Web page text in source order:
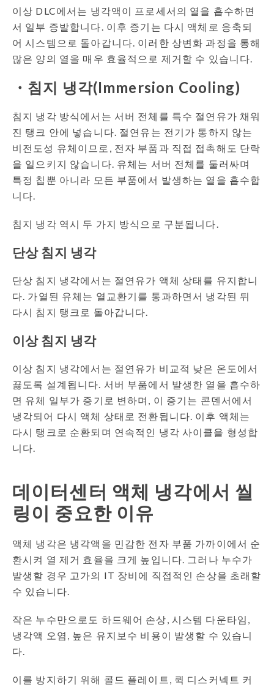
이상 DLC에서는 냉각액이 프로세서의 열을 흡수하면
서 일부 증발합니다. 이후 증기는 다시 액체로 응축되
어 시스템으로 돌아갑니다. 이러한 상변화 과정을 통해
많은 양의 열을 매우 효율적으로 제거할 수 있습니다.
・침지 냉각(Immersion Cooling)
침지 냉각 방식에서는 서버 전체를 특수 절연유가 채워
진 탱크 안에 넣습니다. 절연유는 전기가 통하지 않는
비전도성 유체이므로, 전자 부품과 직접 접촉해도 단락
을 일으키지 않습니다. 유체는 서버 전체를 둘러싸며
특정 칩뿐 아니라 모든 부품에서 발생하는 열을 흡수합
니다.
침지 냉각 역시 두 가지 방식으로 구분됩니다.
단상 침지 냉각
단상 침지 냉각에서는 절연유가 액체 상태를 유지합니
다. 가열된 유체는 열교환기를 통과하면서 냉각된 뒤
다시 침지 탱크로 돌아갑니다.
이상 침지 냉각
이상 침지 냉각에서는 절연유가 비교적 낮은 온도에서
끓도록 설계됩니다. 서버 부품에서 발생한 열을 흡수하
면 유체 일부가 증기로 변하며, 이 증기는 콘덴서에서
냉각되어 다시 액체 상태로 전환됩니다. 이후 액체는
다시 탱크로 순환되며 연속적인 냉각 사이클을 형성합
니다.
데이터센터 액체 냉각에서 씰
링이 중요한 이유
액체 냉각은 냉각액을 민감한 전자 부품 가까이에서 순
환시켜 열 제거 효율을 크게 높입니다. 그러나 누수가
발생할 경우 고가의 IT 장비에 직접적인 손상을 초래할
수 있습니다.
작은 누수만으로도 하드웨어 손상, 시스템 다운타임,
냉각액 오염, 높은 유지보수 비용이 발생할 수 있습니
다.
이를 방지하기 위해 콜드 플레이트, 퀵 디스커넥트 커